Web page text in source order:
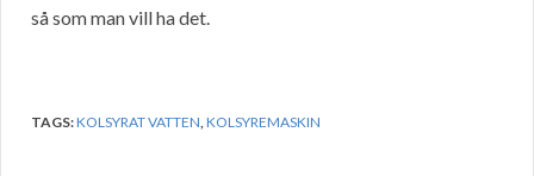
så som man vill ha det.
TAGS:KOLSYRAT VATTEN,KOLSYREMASKIN